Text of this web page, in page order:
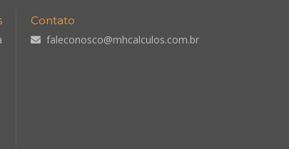
Contato
faleconosco@mhcalculos.com.br